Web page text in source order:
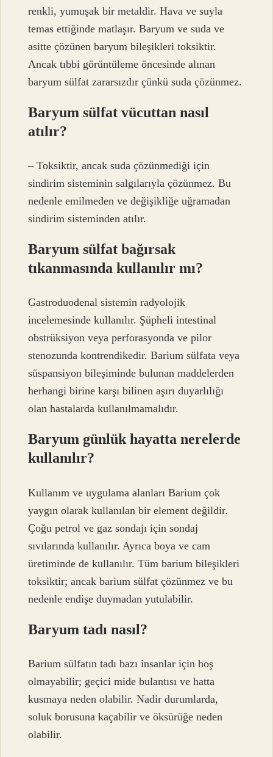
renkli, yumuşak bir metaldir. Hava ve suyla
temas ettiğinde matlaşır. Baryum ve suda ve
asitte çözünen baryum bileşikleri toksiktir.
Ancak tıbbi görüntüleme öncesinde alınan
baryum sülfat zararsızdır çünkü suda çözünmez.
Baryum sülfat vücuttan nasıl
atılır?
– Toksiktir, ancak suda çözünmediği için
sindirim sisteminin salgılarıyla çözünmez. Bu
nedenle emilmeden ve değişikliğe uğramadan
sindirim sisteminden atılır.
Baryum sülfat bağırsak
tıkanmasında kullanılır mı?
Gastroduodenal sistemin radyolojik
incelemesinde kullanılır. Şüpheli intestinal
obstrüksiyon veya perforasyonda ve pilor
stenozunda kontrendikedir. Barium sülfata veya
süspansiyon bileşiminde bulunan maddelerden
herhangi birine karşı bilinen aşırı duyarlılığı
olan hastalarda kullanılmamalıdır.
Baryum günlük hayatta nerelerde
kullanılır?
Kullanım ve uygulama alanları Barium çok
yaygın olarak kullanılan bir element değildir.
Çoğu petrol ve gaz sondajı için sondaj
sıvılarında kullanılır. Ayrıca boya ve cam
üretiminde de kullanılır. Tüm barium bileşikleri
toksiktir; ancak barium sülfat çözünmez ve bu
nedenle endişe duymadan yutulabilir.
Baryum tadı nasıl?
Barium sülfatın tadı bazı insanlar için hoş
olmayabilir; geçici mide bulantısı ve hatta
kusmaya neden olabilir. Nadir durumlarda,
soluk borusuna kaçabilir ve öksürüğe neden
olabilir.